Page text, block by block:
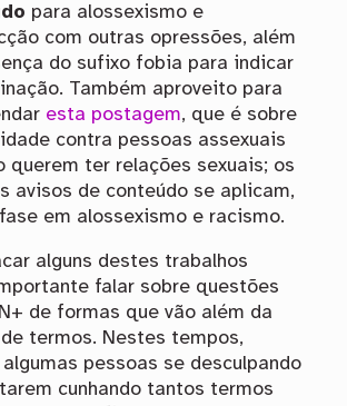
para alossexismo e
com outras opressões, além
do sufixo fobia para indicar
Também aproveito para
esta postagem, que é sobre
contra pessoas assexuais
querem ter relações sexuais; os
avisos de conteúdo se aplicam,
em alossexismo e racismo.
alguns destes trabalhos
falar sobre questões
de formas que vão além da
termos. Nestes tempos,
pessoas se desculpando
cunhando tantos termos